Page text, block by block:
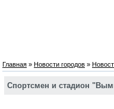
Главная » Новости городов »
Спортсмен и стадион